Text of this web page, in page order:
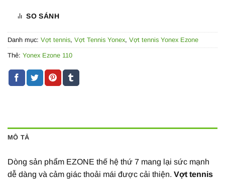
SO SÁNH
Danh mục: Vợt tennis, Vợt Tennis Yonex, Vợt tennis Yonex Ezone
Thẻ: Yonex Ezone 110
MÔ TẢ
Dòng sản phẩm EZONE thế hệ thứ 7 mang lại sức mạnh
dễ dàng và cảm giác thoải mái được cải thiện. Vợt tennis